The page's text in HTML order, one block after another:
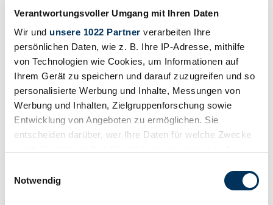
Verantwortungsvoller Umgang mit Ihren Daten
Wir und unsere 1022 Partner verarbeiten Ihre
persönlichen Daten, wie z. B. Ihre IP-Adresse, mithilfe
von Technologien wie Cookies, um Informationen auf
Ihrem Gerät zu speichern und darauf zuzugreifen und so
personalisierte Werbung und Inhalte, Messungen von
Werbung und Inhalten, Zielgruppenforschung sowie
Entwicklung von Angeboten zu ermöglichen. Sie
entscheiden darüber, wer Ihre Daten für welche Zwecke
Trigger Symbol ändern oder widerrufen
Notwendig